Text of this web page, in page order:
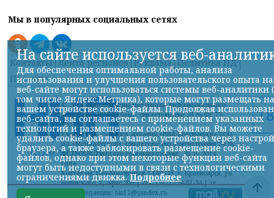
Мы в популярных социальных сетях
Контакты Лента регионов Реклама Политика ПД
Проекты
© 2014, Использованы материалы информационного
агентства «НИА-Кубань» свидетельство ЭЛ № ФС 77-
52023
Учредитель сетевого издания «НИА-Красноярск» ООО
ИА «Медиа-Регион» Свидетельство о регистрации Эл №
ФС77-59710 выдано Роскомнадзором 30.10.2014
года
Контакты: Ниа-Красноярск | 660449, г. Красноярск, ул.
Белинского, 1, офис 700 | тел. (391) 274-61-34,| эл.
почта редакции: nia12@yandex.ru
На сайте используется веб-
Для обеспечения оптимальной работы, анализа
использования и улучшения пользовательского опыта на
веб-сайте могут использоваться системы веб-аналитики
том числе Яндекс.Метрика), которые могут размещать на
вашем устройстве cookie-файлы. Продолжая
веб-сайта, вы соглашаетесь с применением указанных
технологий и размещением cookie-файлов. Вы можете
удалить cookie-файлы с вашего устройства через
браузера, а также заблокировать размещение cookie-
файлов, однако при этом некоторые функции веб-сайта
могут быть недоступными в связи с технологическими
ограничениями движка.Подробнее